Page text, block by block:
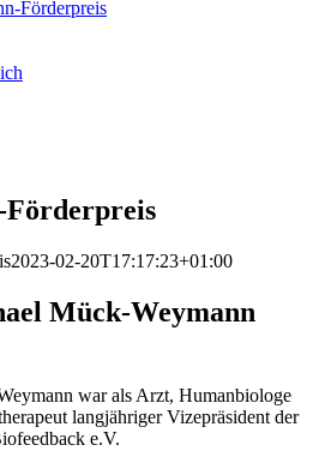
Förderpreis
Förderpreis
2023-02-20T17:17:23+01:00
Mück-Weymann
war als Arzt, Humanbiologe
langjähriger Vizepräsident der
e.V.